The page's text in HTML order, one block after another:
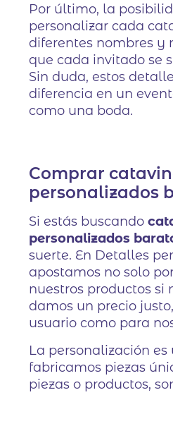
Por último, la
personalizar cada
diferentes nombres y
que cada invitado se
Sin duda, estos
diferencia en un
como una boda.
Comprar
personalizados
Si estás buscando
personalizados
suerte. En Detalles
apostamos no solo
nuestros productos si
damos un precio
usuario como para
La personalización es
fabricamos piezas
piezas o productos,